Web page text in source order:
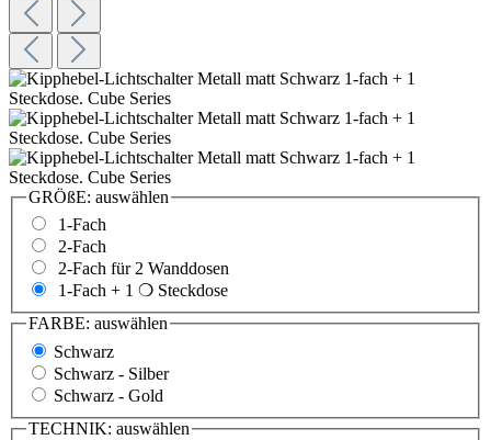
GRÖßE: auswählen
1-Fach
2-Fach
2-Fach für 2 Wanddosen
1-Fach + 1 ❍ Steckdose
FARBE: auswählen
Schwarz
Schwarz - Silber
Schwarz - Gold
TECHNIK: auswählen